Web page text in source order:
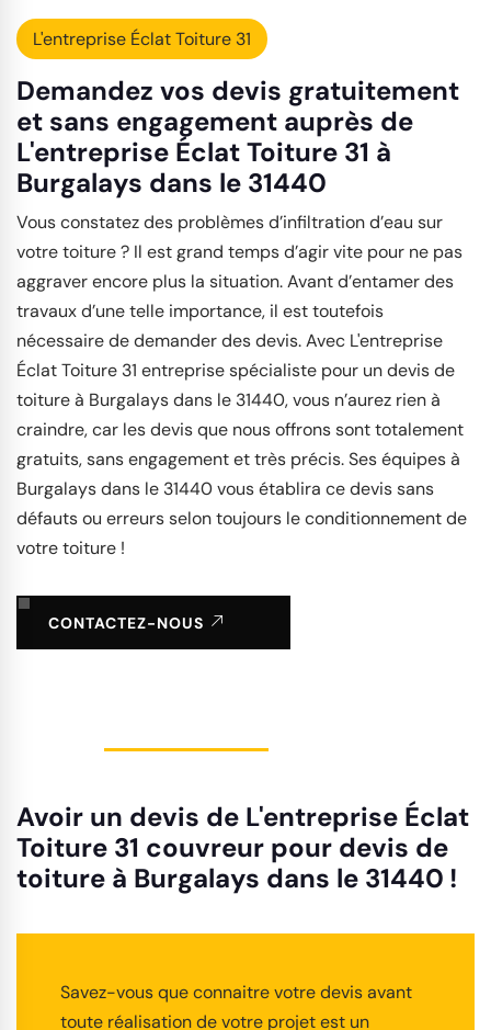
L'entreprise Éclat Toiture 31
Demandez vos devis gratuitement
et sans engagement auprès de
L'entreprise Éclat Toiture 31 à
Burgalays dans le 31440
Vous constatez des problèmes d’infiltration d’eau sur
votre toiture ? Il est grand temps d’agir vite pour ne pas
aggraver encore plus la situation. Avant d’entamer des
travaux d’une telle importance, il est toutefois
nécessaire de demander des devis. Avec L'entreprise
Éclat Toiture 31 entreprise spécialiste pour un devis de
toiture à Burgalays dans le 31440, vous n’aurez rien à
craindre, car les devis que nous offrons sont totalement
gratuits, sans engagement et très précis. Ses équipes à
Burgalays dans le 31440 vous établira ce devis sans
défauts ou erreurs selon toujours le conditionnement de
votre toiture !
CONTACTEZ-NOUS
Avoir un devis de L'entreprise Éclat
Toiture 31 couvreur pour devis de
toiture à Burgalays dans le 31440 !
Savez-vous que connaitre votre devis avant
toute réalisation de votre projet est un